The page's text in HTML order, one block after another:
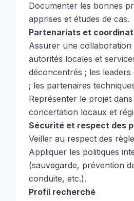
Documenter les bonnes
apprises et études de cas.
Partenariats et
Assurer une collaboration
autorités locales et
déconcentrés ; les
; les partenaires
Représenter le projet
concertation locaux et
Sécurité et respect des
Veiller au respect des
Appliquer les politiques
(sauvegarde, prévention
conduite, etc.).
Profil recherché